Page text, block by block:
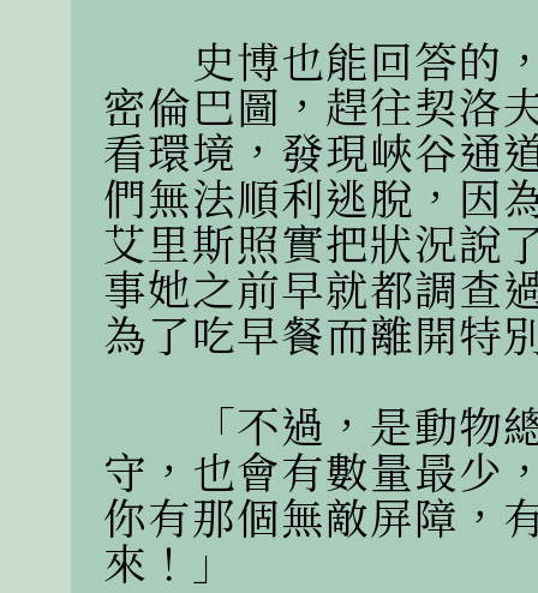
史博也能回答的，
密倫巴圖，趕往契洛
看環境，發現峽谷通
們無法順利逃脫，因
艾里斯照實把狀況說
事她之前早就都調查
為了吃早餐而離開特
「不過，是動物總
守，也會有數量最少
你有那個無敵屏障，
來！」